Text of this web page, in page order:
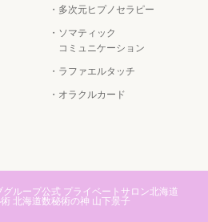
・多次元ヒプノセラピー
・ソマティック
コミュニケーション
・ラファエルタッチ
・オラクルカード
グループ公式 プライベートサロン北海道
北海道数秘術の神 山下景子